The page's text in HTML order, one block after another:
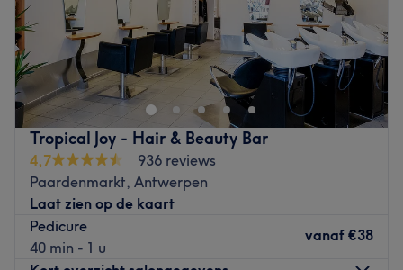
Tropical Joy - Hair & Beauty Bar
4,7
936 reviews
Paardenmarkt, Antwerpen
Laat zien op de kaart
Pedicure
40 min - 1 u
vanaf €38